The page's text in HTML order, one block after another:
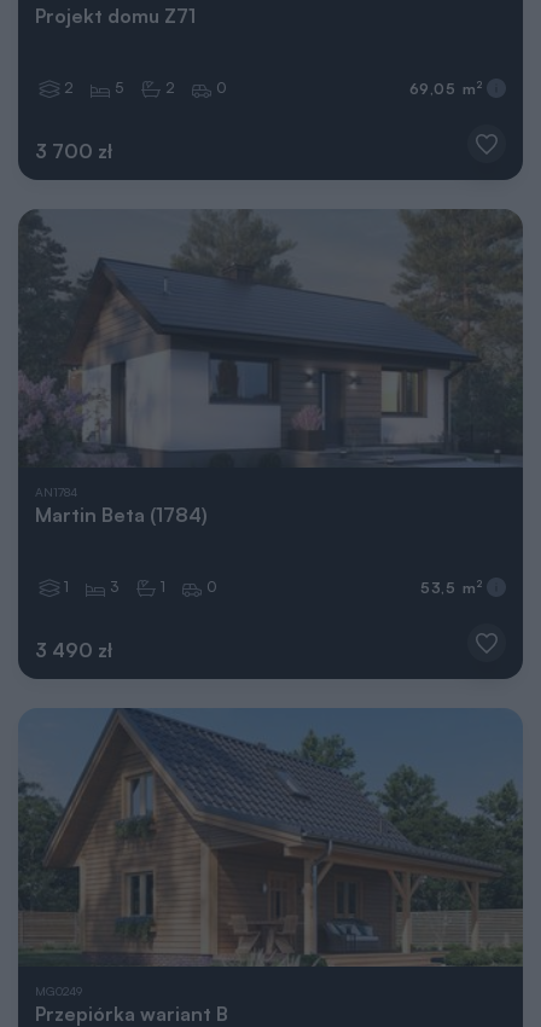
Projekt domu Z71
3 700 zł
2 5 2 0 69,05 m 2
AN1784
Martin Beta (1784)
3 490 zł
1 3 1 0 53,5 m 2
MG0249
Przepiórka wariant B